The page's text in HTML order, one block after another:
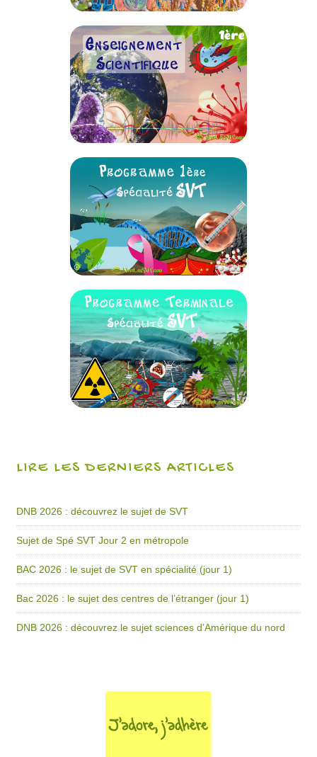
LIRE LES DERNIERS ARTICLES
DNB 2026 : découvrez le sujet de SVT
Sujet de Spé SVT Jour 2 en métropole
BAC 2026 : le sujet de SVT en spécialité (jour 1)
Bac 2026 : le sujet des centres de l’étranger (jour 1)
DNB 2026 : découvrez le sujet sciences d’Amérique du nord